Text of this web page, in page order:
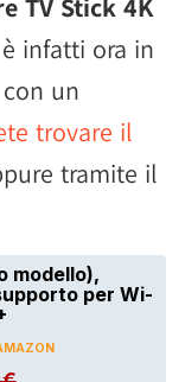
TV Stick 4K
infatti ora in
un
trovare il
tramite il